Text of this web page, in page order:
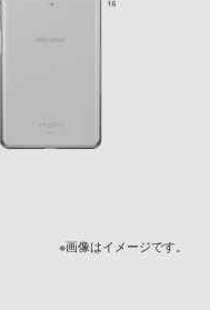
※画像はイメージです。